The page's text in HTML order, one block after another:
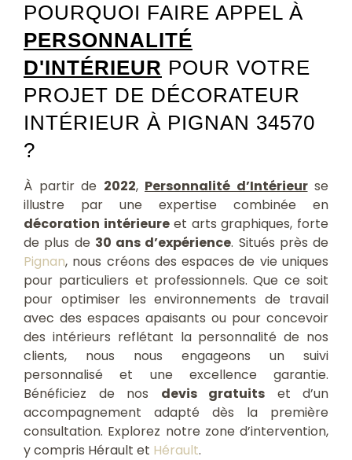
POURQUOI FAIRE APPEL À
PERSONNALITÉ
D'INTÉRIEUR POUR VOTRE
PROJET DE DÉCORATEUR
INTÉRIEUR À PIGNAN 34570
?
À partir de 2022, Personnalité d’Intérieurse
illustre par une expertise combinée en
décoration intérieureet arts graphiques, forte
de plus de 30 ans d’expérience. Situés près de
Pignan, nous créons des espaces de vie uniques
pour particuliers et professionnels. Que ce soit
pour optimiser les environnements de travail
avec des espaces apaisants ou pour concevoir
des intérieurs reflétant la personnalité de nos
clients, nous nous engageons un suivi
personnalisé et une excellence garantie.
Bénéficiez de nos devis gratuits et d’un
accompagnement adapté dès la première
consultation. Explorez notre zone d’intervention,
y compris Hérault et Hérault.